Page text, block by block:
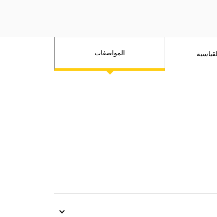
غياره وأنظمته مألوفة بالنسبة لمالكي
الموديل D9R ولمن يشغلونه ويقومونالمواصفات